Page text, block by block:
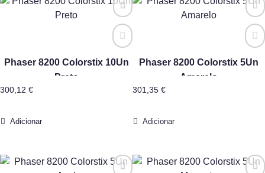
Phaser 8200 Colorstix 10Un
Preto
300,12 €
Adicionar
Phaser 8200 Colorstix 5Un
Amarelo
301,35 €
Adicionar